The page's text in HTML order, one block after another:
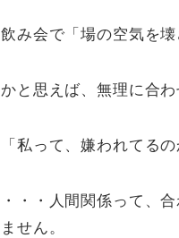
飲み会で「場の空気を
かと思えば、無理に合
「私って、嫌われてる
・・・人間関係って、
ません。